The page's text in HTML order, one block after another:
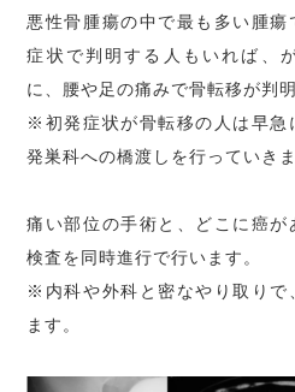
悪性骨腫瘍の中で最も多い腫
症状で判明する人もいれば、
に、腰や足の痛みで骨転移が判
※初発症状が骨転移の人は早急
発巣科への橋渡しを行っていきま
痛い部位の手術と、どこに癌
検査を同時進行で行います。
※内科や外科と密なやり取りで
ます。